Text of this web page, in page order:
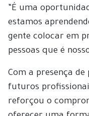
“É uma
estamos
gente colocar em
pessoas que é
Com a presença
futuros
reforçou o